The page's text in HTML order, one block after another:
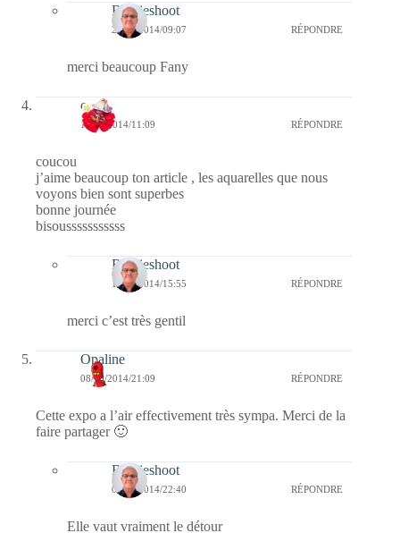
Bernieshoot
24/10/2014/09:07 RÉPONDRE
merci beaucoup Fany
cerise
15/10/2014/11:09 RÉPONDRE
coucou
j’aime beaucoup ton article , les aquarelles que nous
voyons bien sont superbes
bonne journée
bisousssssssssss
Bernieshoot
15/10/2014/15:55 RÉPONDRE
merci c’est très gentil
Opaline
08/10/2014/21:09 RÉPONDRE
Cette expo a l’air effectivement très sympa. Merci de la
faire partager 🙂
Bernieshoot
08/10/2014/22:40 RÉPONDRE
Elle vaut vraiment le détour